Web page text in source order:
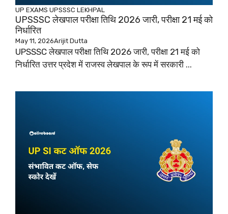
UP EXAMS UPSSSC LEKHPAL
UPSSSC लेखपाल परीक्षा तिथि 2026 जारी, परीक्षा 21 मई को
निर्धारित
May 11, 2026Arijit Dutta
UPSSSC लेखपाल परीक्षा तिथि 2026 जारी, परीक्षा 21 मई को
निर्धारित उत्तर प्रदेश में राजस्व लेखपाल के रूप में सरकारी ...